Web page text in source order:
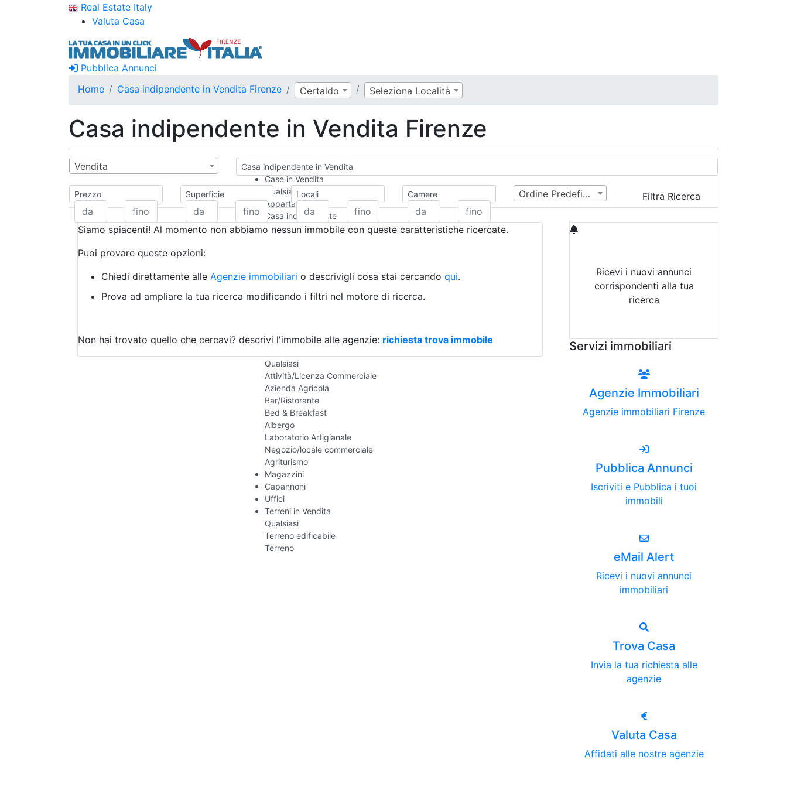
Real Estate Italy
Valuta Casa
Pubblica Annunci
Home
Casa indipendente in Vendita Firenze Certaldo Seleziona Località
Casa indipendente in Vendita Firenze
Vendita
Casa indipendente in Vendita
Case in Vendita
Qualsiasi
Appartamento
Casa indipendente
Casa Semi-indipendente
Rustico/Casale
Camera d'Albergo
Box/Garage
Qualsiasi
Attività/Licenza Commerciale
Azienda Agricola
Bar/Ristorante
Bed & Breakfast
Albergo
Laboratorio Artigianale
Negozio/locale commerciale
Agriturismo
Magazzini
Capannoni
Uffici
Terreni in Vendita
Qualsiasi
Terreno edificabile
Terreno
Prezzo Superficie Locali Camere Ordine Predefinito Filtra Ricerca
Siamo spiacenti! Al momento non abbiamo nessun immobile con queste caratteristiche ricercate.
Puoi provare queste opzioni:
Chiedi direttamente alle Agenzie immobiliari o descrivigli cosa stai cercando qui.
Prova ad ampliare la tua ricerca modificando i filtri nel motore di ricerca.
Non hai trovato quello che cercavi? descrivi l'immobile alle agenzie: richiesta trova immobile
Ricevi i nuovi annunci
corrispondenti alla tua
ricerca
Servizi immobiliari
Agenzie Immobiliari
Agenzie immobiliari Firenze
Pubblica Annunci
Iscriviti e Pubblica i tuoi
immobili
eMail Alert
Ricevi i nuovi annunci
immobiliari
Trova Casa
Invia la tua richiesta alle
agenzie
Valuta Casa
Affidati alle nostre agenzie